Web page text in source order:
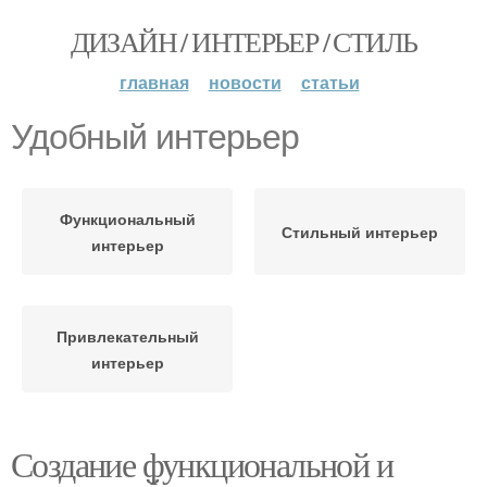
ДИЗАЙН / ИНТЕРЬЕР / СТИЛЬ
главная новости статьи
Удобный интерьер
Функциональный
интерьер
Стильный интерьер
Привлекательный
интерьер
Создание функциональной и